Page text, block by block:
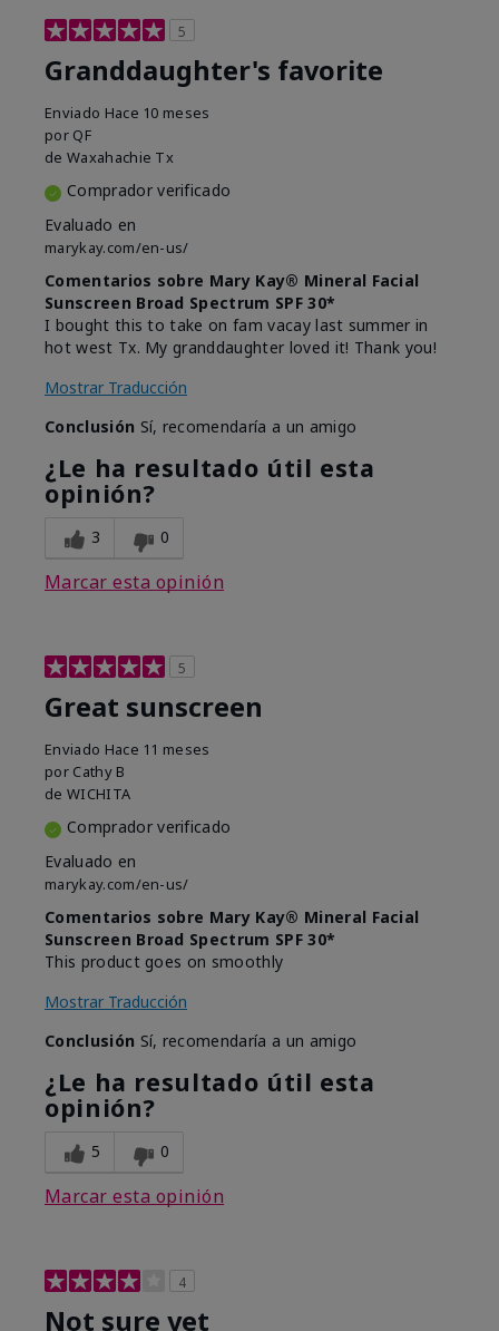
5
Granddaughter's favorite
Enviado Hace 10 meses
por QF
de Waxahachie Tx
Comprador verificado
Evaluado en
marykay.com/en-us/
Comentarios sobre Mary Kay® Mineral Facial
Sunscreen Broad Spectrum SPF 30*
I bought this to take on fam vacay last summer in
hot west Tx. My granddaughter loved it! Thank you!
Mostrar Traducción
Conclusión Sí, recomendaría a un amigo
¿Le ha resultado útil esta
opinión?
3 0
Marcar esta opinión
5
Great sunscreen
Enviado Hace 11 meses
por Cathy B
de WICHITA
Comprador verificado
Evaluado en
marykay.com/en-us/
Comentarios sobre Mary Kay® Mineral Facial
Sunscreen Broad Spectrum SPF 30*
This product goes on smoothly
Mostrar Traducción
Conclusión Sí, recomendaría a un amigo
¿Le ha resultado útil esta
opinión?
5 0
Marcar esta opinión
4
Not sure yet